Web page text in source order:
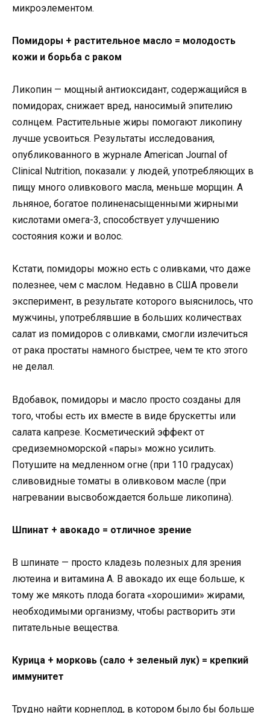
микроэлементом.
Помидоры + растительное масло = молодость
кожи и борьба с раком
Ликопин — мощный антиоксидант, содержащийся в
помидорах, снижает вред, наносимый эпителию
солнцем. Растительные жиры помогают ликопину
лучше усвоиться. Результаты исследования,
опубликованного в журнале American Journal of
Clinical Nutrition, показали: у людей, употребляющих в
пищу много оливкового масла, меньше морщин. А
льняное, богатое полиненасыщенными жирными
кислотами омега-3, способствует улучшению
состояния кожи и волос.
Кстати, помидоры можно есть с оливками, что даже
полезнее, чем с маслом. Недавно в США провели
эксперимент, в результате которого выяснилось, что
мужчины, употреблявшие в больших количествах
салат из помидоров с оливками, смогли излечиться
от рака простаты намного быстрее, чем те кто этого
не делал.
Вдобавок, помидоры и масло просто созданы для
того, чтобы есть их вместе в виде брускетты или
салата капрезе. Косметический эффект от
средиземноморской «пары» можно усилить.
Потушите на медленном огне (при 110 градусах)
сливовидные томаты в оливковом масле (при
нагревании высвобождается больше ликопина).
Шпинат + авокадо = отличное зрение
В шпинате — просто кладезь полезных для зрения
лютеина и витамина А. В авокадо их еще больше, к
тому же мякоть плода богата «хорошими» жирами,
необходимыми организму, чтобы растворить эти
питательные вещества.
Курица + морковь (сало + зеленый лук) = крепкий
иммунитет
Трудно найти корнеплод, в котором было бы больше